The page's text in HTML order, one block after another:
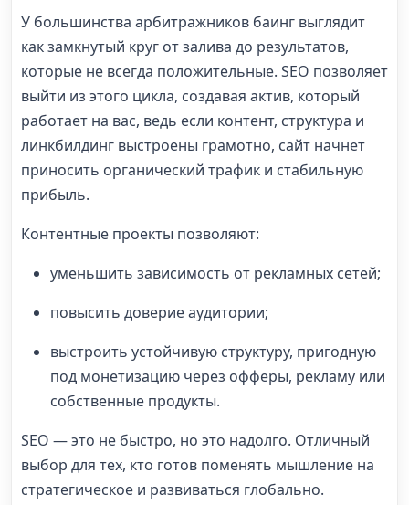
У большинства арбитражников баинг выглядит
как замкнутый круг от залива до результатов,
которые не всегда положительные. SEO позволяет
выйти из этого цикла, создавая актив, который
работает на вас, ведь если контент, структура и
линкбилдинг выстроены грамотно, сайт начнет
приносить органический трафик и стабильную
прибыль.
Контентные проекты позволяют:
уменьшить зависимость от рекламных сетей;
повысить доверие аудитории;
выстроить устойчивую структуру, пригодную
под монетизацию через офферы, рекламу или
собственные продукты.
SEO — это не быстро, но это надолго. Отличный
выбор для тех, кто готов поменять мышление на
стратегическое и развиваться глобально.